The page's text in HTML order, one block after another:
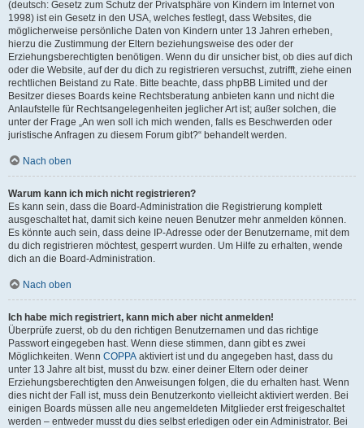
(deutsch: Gesetz zum Schutz der Privatsphäre von Kindern im Internet von
1998) ist ein Gesetz in den USA, welches festlegt, dass Websites, die
möglicherweise persönliche Daten von Kindern unter 13 Jahren erheben,
hierzu die Zustimmung der Eltern beziehungsweise des oder der
Erziehungsberechtigten benötigen. Wenn du dir unsicher bist, ob dies auf dich
oder die Website, auf der du dich zu registrieren versuchst, zutrifft, ziehe einen
rechtlichen Beistand zu Rate. Bitte beachte, dass phpBB Limited und der
Besitzer dieses Boards keine Rechtsberatung anbieten kann und nicht die
Anlaufstelle für Rechtsangelegenheiten jeglicher Art ist; außer solchen, die
unter der Frage „An wen soll ich mich wenden, falls es Beschwerden oder
juristische Anfragen zu diesem Forum gibt?“ behandelt werden.
Nach oben
Warum kann ich mich nicht registrieren?
Es kann sein, dass die Board-Administration die Registrierung komplett
ausgeschaltet hat, damit sich keine neuen Benutzer mehr anmelden können.
Es könnte auch sein, dass deine IP-Adresse oder der Benutzername, mit dem
du dich registrieren möchtest, gesperrt wurden. Um Hilfe zu erhalten, wende
dich an die Board-Administration.
Nach oben
Ich habe mich registriert, kann mich aber nicht anmelden!
Überprüfe zuerst, ob du den richtigen Benutzernamen und das richtige
Passwort eingegeben hast. Wenn diese stimmen, dann gibt es zwei
Möglichkeiten. Wenn COPPA aktiviert ist und du angegeben hast, dass du
unter 13 Jahre alt bist, musst du bzw. einer deiner Eltern oder deiner
Erziehungsberechtigten den Anweisungen folgen, die du erhalten hast. Wenn
dies nicht der Fall ist, muss dein Benutzerkonto vielleicht aktiviert werden. Bei
einigen Boards müssen alle neu angemeldeten Mitglieder erst freigeschaltet
werden – entweder musst du dies selbst erledigen oder ein Administrator. Bei